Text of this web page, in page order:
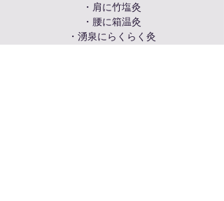
・肩に竹塩灸
・腰に箱温灸
・湧泉にらくらく灸